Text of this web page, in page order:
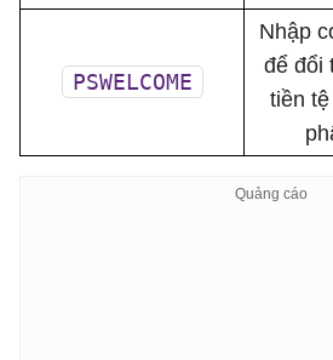
PSWELCOME
Nhập
để đổi
tiền